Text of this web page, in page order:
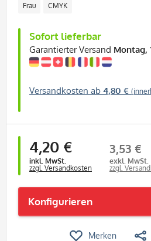
Frau CMYK
Sofort lieferbar
Garantierter Versand Montag,
Versandkosten ab 4,80 €
4,20 €
inkl. MwSt.
zzgl. Versandkosten
3,53 €
exkl. MwSt.
zzgl.
Konfigurieren
Merken